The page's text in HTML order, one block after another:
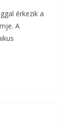
érkezik a
A